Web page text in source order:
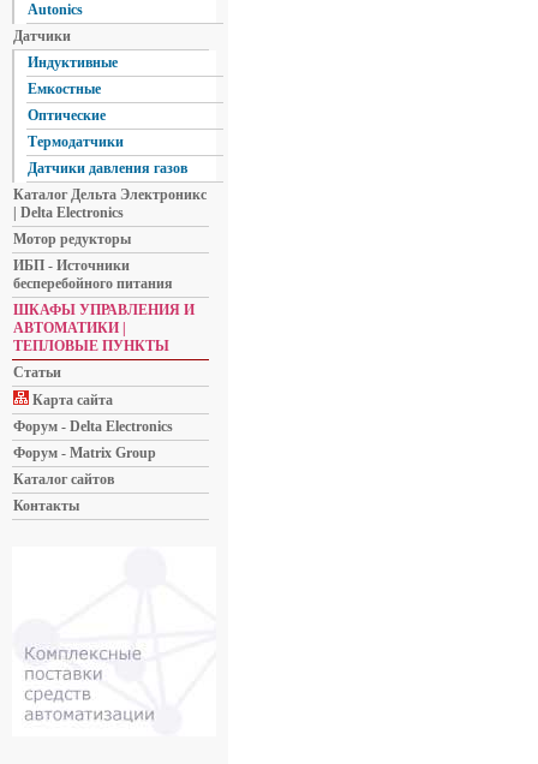
Autonics
Датчики
Индуктивные
Емкостные
Оптические
Термодатчики
Датчики давления газов
Каталог Дельта Электроникс
| Delta Electronics
Мотор редукторы
ИБП - Источники
бесперебойного питания
ШКАФЫ УПРАВЛЕНИЯ И
АВТОМАТИКИ |
ТЕПЛОВЫЕ ПУНКТЫ
Статьи
Карта сайта
Форум - Delta Electronics
Форум - Matrix Group
Каталог сайтов
Контакты